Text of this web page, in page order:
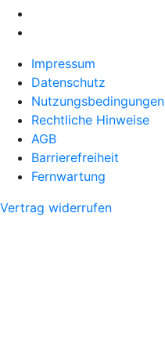
Impressum
Datenschutz
Nutzungsbedingungen
Rechtliche Hinweise
AGB
Barrierefreiheit
Fernwartung
Vertrag widerrufen